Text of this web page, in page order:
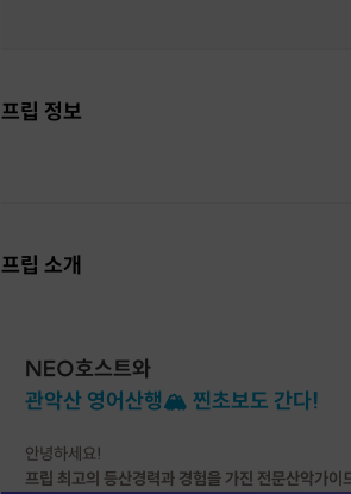
프립 정보
프립 소개
NEO호스트와
관악산 영어산행🏔 찐초보도 간다!
안녕하세요!
프립 최고의 등산경력과 경험을 가진 전문산악가